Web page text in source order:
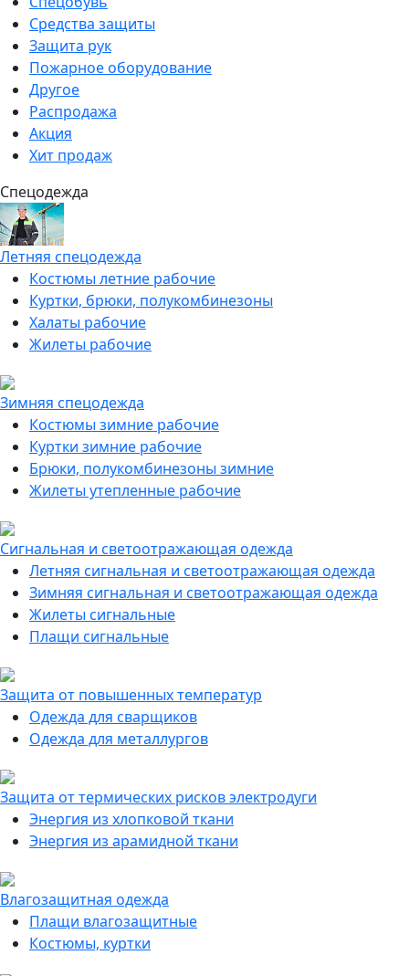
Средства защиты
Защита рук
Пожарное оборудование
Другое
Распродажа
Акция
Хит продаж
Спецодежда
Летняя спецодежда
Костюмы летние рабочие
Куртки, брюки, полукомбинезоны
Халаты рабочие
Жилеты рабочие
Зимняя спецодежда
Костюмы зимние рабочие
Куртки зимние рабочие
Брюки, полукомбинезоны зимние
Жилеты утепленные рабочие
Сигнальная и светоотражающая одежда
Летняя сигнальная и светоотражающая одежда
Зимняя сигнальная и светоотражающая одежда
Жилеты сигнальные
Плащи сигнальные
Защита от повышенных температур
Одежда для сварщиков
Одежда для металлургов
Защита от термических рисков электродуги
Энергия из хлопковой ткани
Энергия из арамидной ткани
Влагозащитная одежда
Плащи влагозащитные
Костюмы, куртки